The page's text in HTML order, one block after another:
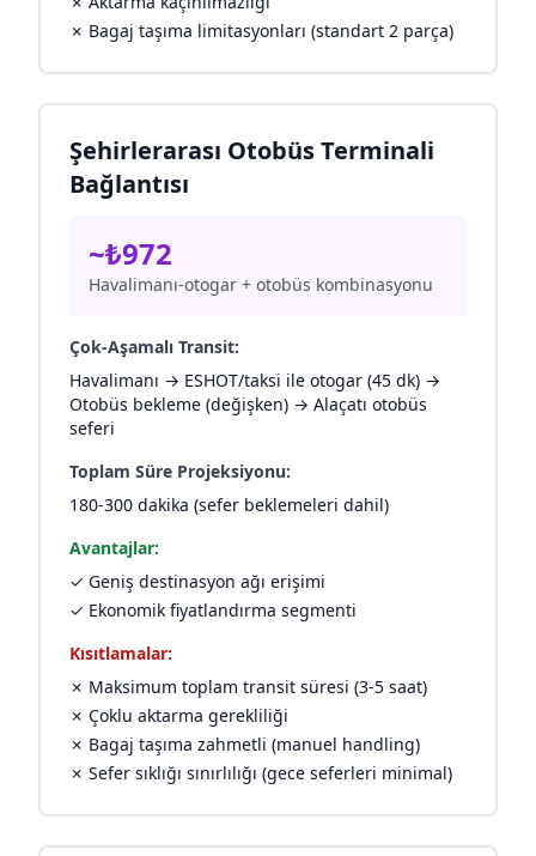
✗ Bagaj taşıma limitasyonları (standart 2 parça)
Şehirlerarası Otobüs Terminali
Bağlantısı
~₺972
Havalimanı-otogar + otobüs kombinasyonu
Çok-Aşamalı Transit:
Havalimanı → ESHOT/taksi ile otogar (45 dk) →
Otobüs bekleme (değişken) → Alaçatı otobüs
seferi
Toplam Süre Projeksiyonu:
180-300 dakika (sefer beklemeleri dahil)
Avantajlar:
✓ Geniş destinasyon ağı erişimi
✓ Ekonomik fiyatlandırma segmenti
Kısıtlamalar:
✗ Maksimum toplam transit süresi (3-5 saat)
✗ Çoklu aktarma gerekliliği
✗ Bagaj taşıma zahmetli (manuel handling)
✗ Sefer sıklığı sınırlılığı (gece seferleri minimal)